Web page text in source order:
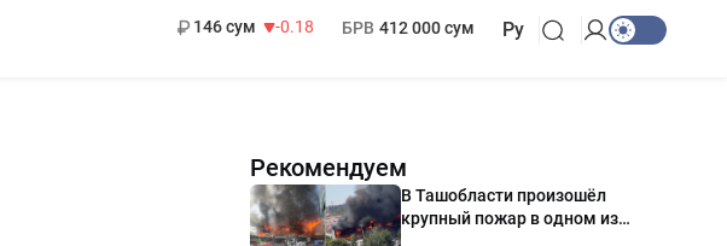
146 сум
-0.18
БРВ 412 000 сум Ру
Рекомендуем
В Ташобласти произошёл
крупный пожар в одном из